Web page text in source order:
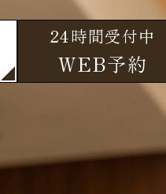
24時間受付中
WEB予約